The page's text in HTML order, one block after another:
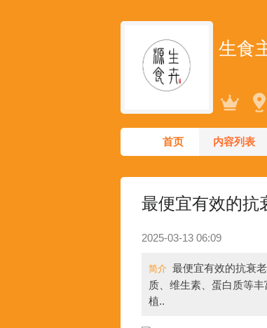
生食
首页 内容列表
最便宜有效的抗
2025-03-13 06:09
简介 最便宜有效的抗衰
质、维生素、蛋白质等
植..